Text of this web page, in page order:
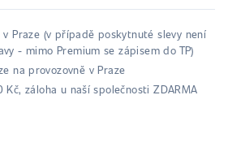
Praze (v případě poskytnuté slevy není
- mimo Premium se zápisem do TP)
na provozovně v Praze
Kč, záloha u naší společnosti ZDARMA